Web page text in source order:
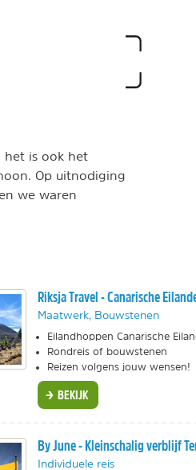
het is ook het
Op uitnodiging
we waren
Riksja Travel - Canarische
Maatwerk, Bouwstenen
Eilandhoppen Canarische
Rondreis of bouwstenen
Reizen volgens jouw wensen!
BEKIJK
By June - Kleinschalig verblijf
Individuele reis